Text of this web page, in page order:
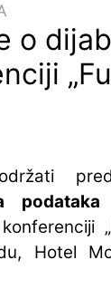
o
„
Hotel